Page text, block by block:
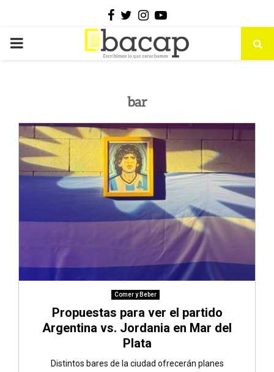
Facebook
Twitter
Instagram
Youtube
PRIMARY
bar
Comer y Beber
Propuestas para ver el partido
Argentina vs. Jordania en Mar del
Plata
Distintos bares de la ciudad ofrecerán planes